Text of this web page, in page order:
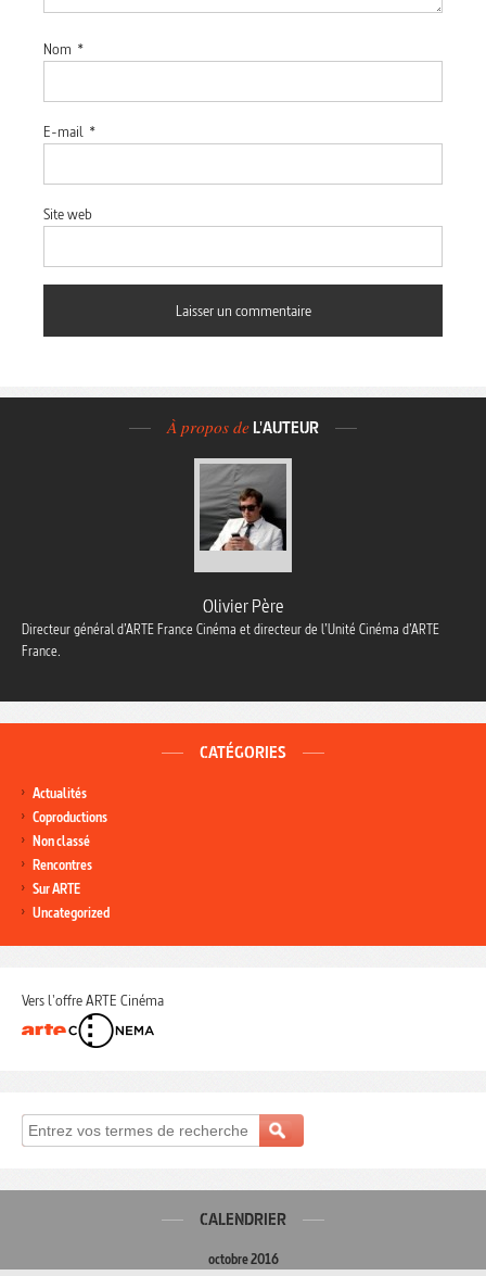
Nom *
E-mail *
Site web
À propos de L'AUTEUR
Olivier Père
Directeur général d’ARTE France Cinéma et directeur de l’Unité Cinéma d’ARTE
France.
CATÉGORIES
Actualités
Coproductions
Non classé
Rencontres
Sur ARTE
Uncategorized
Vers l'offre ARTE Cinéma
CALENDRIER
octobre 2016